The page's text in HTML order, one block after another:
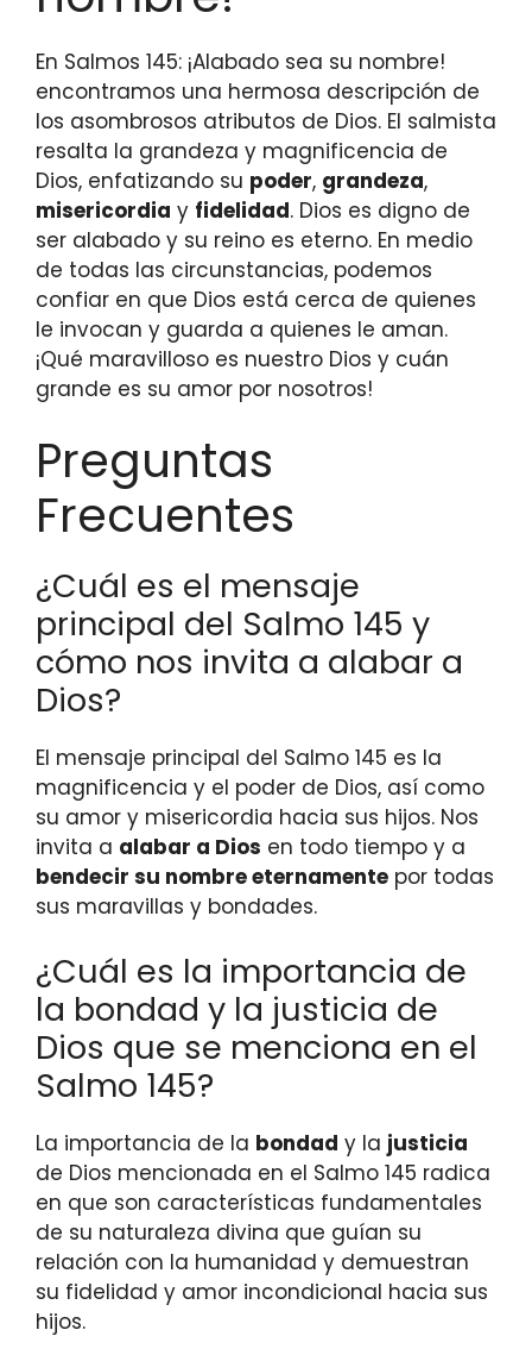
En Salmos 145: ¡Alabado sea su nombre!
encontramos una hermosa descripción de
los asombrosos atributos de Dios. El salmista
resalta la grandeza y magnificencia de
Dios, enfatizando su poder, grandeza,
misericordia y fidelidad. Dios es digno de
ser alabado y su reino es eterno. En medio
de todas las circunstancias, podemos
confiar en que Dios está cerca de quienes
le invocan y guarda a quienes le aman.
¡Qué maravilloso es nuestro Dios y cuán
grande es su amor por nosotros!
Preguntas
Frecuentes
¿Cuál es el mensaje
principal del Salmo 145 y
cómo nos invita a alabar a
Dios?
El mensaje principal del Salmo 145 es la
magnificencia y el poder de Dios, así como
su amor y misericordia hacia sus hijos. Nos
invita a alabar a Dios en todo tiempo y a
bendecir su nombre eternamente por todas
sus maravillas y bondades.
¿Cuál es la importancia de
la bondad y la justicia de
Dios que se menciona en el
Salmo 145?
La importancia de la bondad y la justicia
de Dios mencionada en el Salmo 145 radica
en que son características fundamentales
de su naturaleza divina que guían su
relación con la humanidad y demuestran
su fidelidad y amor incondicional hacia sus
hijos.